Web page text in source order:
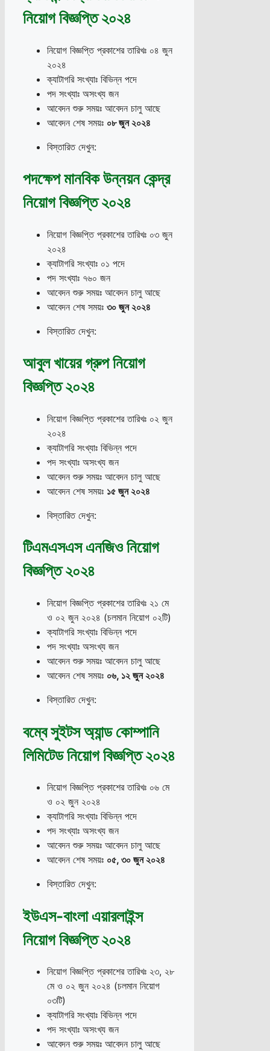
নিয়োগ বিজ্ঞপ্তি ২০২৪
নিয়োগ বিজ্ঞপ্তি প্রকাশের তারিখঃ ০৪ জুন
২০২৪
ক্যাটাগরি সংখ্যাঃ বিভিন্ন পদে
পদ সংখ্যাঃ অসংখ্য জন
আবেদন শুরু সময়ঃ আবেদন চালু আছে
আবেদন শেষ সময়ঃ ০৮ জুন ২০২৪
বিস্তারিত দেখুন:
পদক্ষেপ মানবিক উন্নয়ন কেন্দ্র
নিয়োগ বিজ্ঞপ্তি ২০২৪
নিয়োগ বিজ্ঞপ্তি প্রকাশের তারিখঃ ০৩ জুন
২০২৪
ক্যাটাগরি সংখ্যাঃ ০১ পদে
পদ সংখ্যাঃ ৭৬০ জন
আবেদন শুরু সময়ঃ আবেদন চালু আছে
আবেদন শেষ সময়ঃ ৩০ জুন ২০২৪
বিস্তারিত দেখুন:
আবুল খায়ের গ্রুপ নিয়োগ
বিজ্ঞপ্তি ২০২৪
নিয়োগ বিজ্ঞপ্তি প্রকাশের তারিখঃ ০২ জুন
২০২৪
ক্যাটাগরি সংখ্যাঃ বিভিন্ন পদে
পদ সংখ্যাঃ অসংখ্য জন
আবেদন শুরু সময়ঃ আবেদন চালু আছে
আবেদন শেষ সময়ঃ ১৫ জুন ২০২৪
বিস্তারিত দেখুন:
টিএমএসএস এনজিও নিয়োগ
বিজ্ঞপ্তি ২০২৪
নিয়োগ বিজ্ঞপ্তি প্রকাশের তারিখঃ ২১ মে
ও ০২ জুন ২০২৪ (চলমান নিয়োগ ০২টি)
ক্যাটাগরি সংখ্যাঃ বিভিন্ন পদে
পদ সংখ্যাঃ অসংখ্য জন
আবেদন শুরু সময়ঃ আবেদন চালু আছে
আবেদন শেষ সময়ঃ ০৬, ১২ জুন ২০২৪
বিস্তারিত দেখুন:
বম্বে সুইটস অ্যান্ড কোম্পানি
লিমিটেড নিয়োগ বিজ্ঞপ্তি ২০২৪
নিয়োগ বিজ্ঞপ্তি প্রকাশের তারিখঃ ০৬ মে
ও ০২ জুন ২০২৪
ক্যাটাগরি সংখ্যাঃ বিভিন্ন পদে
পদ সংখ্যাঃ অসংখ্য জন
আবেদন শুরু সময়ঃ আবেদন চালু আছে
আবেদন শেষ সময়ঃ ০৫, ৩০ জুন ২০২৪
বিস্তারিত দেখুন:
ইউএস-বাংলা এয়ারলাইন্স
নিয়োগ বিজ্ঞপ্তি ২০২৪
নিয়োগ বিজ্ঞপ্তি প্রকাশের তারিখঃ ২৩, ২৮
মে ও ০২ জুন ২০২৪ (চলমান নিয়োগ
০৩টি)
ক্যাটাগরি সংখ্যাঃ বিভিন্ন পদে
পদ সংখ্যাঃ অসংখ্য জন
আবেদন শুরু সময়ঃ আবেদন চালু আছে